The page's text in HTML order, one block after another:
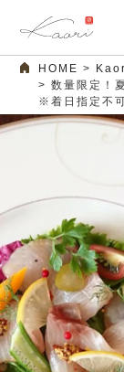
HOME
数量限定！
※着日指定不